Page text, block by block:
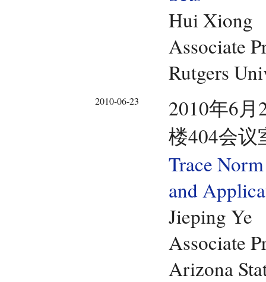
Hui Xiong
Associate
Rutgers
2010-06-23
2010年6
楼404会议
Trace
and
Jieping Ye
Associate
Arizona